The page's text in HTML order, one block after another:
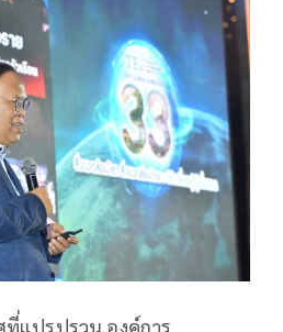
แปรปรวน องค์การ